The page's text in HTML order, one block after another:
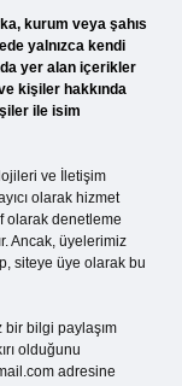
kurum veya şahıs
yalnızca kendi
yer alan içerikler
kişiler hakkında
ile isim
ve İletişim
olarak hizmet
olarak denetleme
Ancak, üyelerimiz
siteye üye olarak bu
bir bilgi paylaşım
olduğunu
adresine